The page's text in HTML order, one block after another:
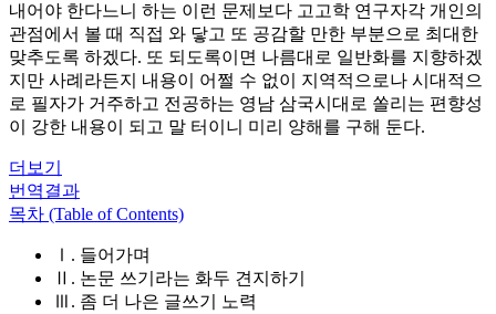
내어야 한다느니 하는 이런 문제보다 고고학 연구자각 개인의
관점에서 볼 때 직접 와 닿고 또 공감할 만한 부분으로 최대한
맞추도록 하겠다. 또 되도록이면 나름대로 일반화를 지향하겠
지만 사례라든지 내용이 어쩔 수 없이 지역적으로나 시대적으
로 필자가 거주하고 전공하는 영남 삼국시대로 쏠리는 편향성
이 강한 내용이 되고 말 터이니 미리 양해를 구해 둔다.
더보기
번역결과
목차 (Table of Contents)
Ⅰ. 들어가며
Ⅱ. 논문 쓰기라는 화두 견지하기
Ⅲ. 좀 더 나은 글쓰기 노력